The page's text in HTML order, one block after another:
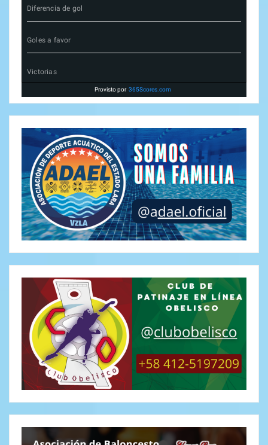
Diferencia de gol
Goles a favor
Victorias
Provisto por 365Scores.com